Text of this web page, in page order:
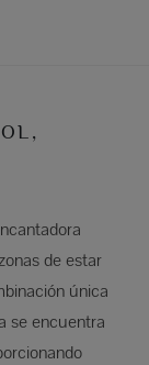
de estar
única
se encuentra